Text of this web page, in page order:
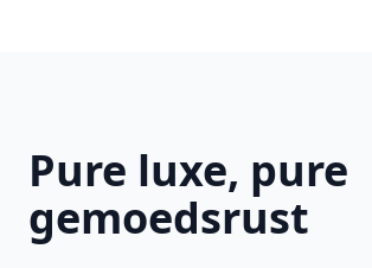
Pure luxe, pure
gemoedsrust